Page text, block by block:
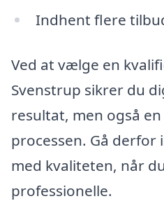
Indhent flere
Ved at vælge en
Svenstrup sikrer du
resultat, men også
processen. Gå derfor
med kvaliteten, når
professionelle.